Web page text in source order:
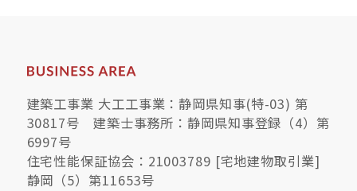
建築工事業 大工工事業：静岡県知事(特-03) 第
30817号 建築士事務所：静岡県知事登録（4）第
6997号
住宅性能保証協会：21003789 [宅地建物取引業]
静岡（5）第11653号